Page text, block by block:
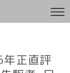
年正直評